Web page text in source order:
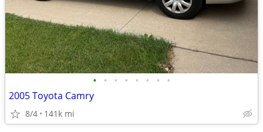
• • • • • • • •
2005 Toyota Camry
8/4 141k mi